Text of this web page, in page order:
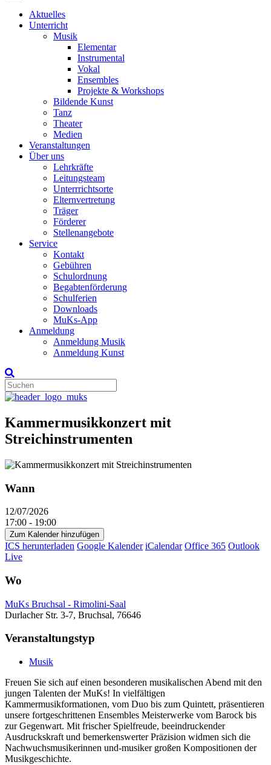
Aktuelles
Unterricht
Musik
Elementar
Instrumental
Vokal
Ensembles
Projekte & Workshops
Bildende Kunst
Tanz
Theater
Medien
Veranstaltungen
Über uns
Lehrkräfte
Leitungsteam
Unterrrichtsorte
Elternvertretung
Träger
Förderer
Stellenangebote
Service
Kontakt
Gebühren
Schulordnung
Begabtenförderung
Schulferien
Downloads
MuKs-App
Anmeldung
Anmeldung Musik
Anmeldung Kunst
Kammermusikkonzert mit
Streichinstrumenten
Wann
12/07/2026
17:00 - 19:00
Zum Kalender hinzufügen
ICS herunterladen Google Kalender iCalendar Office 365 Outlook
Live
Wo
MuKs Bruchsal - Rimolini-Saal
Durlacher Str. 3-7, Bruchsal, 76646
Veranstaltungstyp
Musik
Freuen Sie sich auf einen besonderen musikalischen Abend mit den
jungen Talenten der MuKs! In vielfältigen
Kammermusikformationen, vom Duo bis zum Quintett, präsentieren
unsere fortgeschrittenen Ensembles Meisterwerke vom Barock bis
zur Gegenwart. Mit frischer Spielfreude, beeindruckender
Ausdruckskraft und bemerkenswerter Präzision widmen sich die
Nachwuchsmusikerinnen und-musiker großen Kompositionen der
Musikgeschichte.